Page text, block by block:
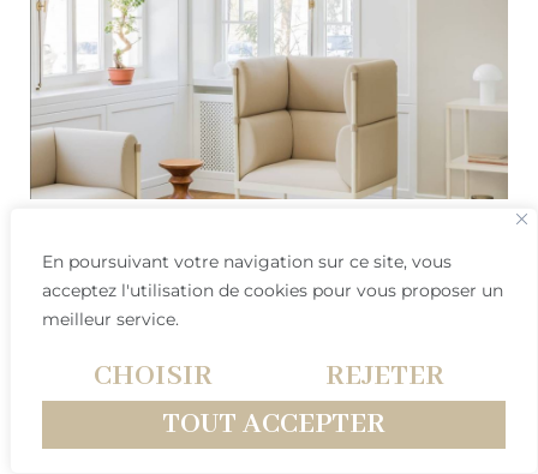
En poursuivant votre navigation sur ce site, vous
acceptez l'utilisation de cookies pour vous proposer un
meilleur service.
CHOISIR
REJETER
TOUT ACCEPTER